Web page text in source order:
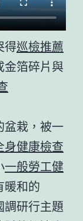
得巡檢推薦
金箔碎片與
盆栽，被一
身健康檢查
一般勞工健
暖和的
調研行主題